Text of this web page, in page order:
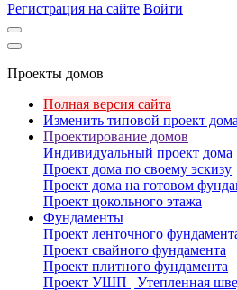
Регистрация на сайте Войти
Проекты домов
Полная версия сайта
Изменить типовой проект дома
Проектирование домов
Индивидуальный проект дома
Проект дома по своему эскизу
Проект дома на готовом
Проект цокольного этажа
Фундаменты
Проект ленточного
Проект свайного фундамента
Проект плитного фундамента
Проект УШП | Утепленная